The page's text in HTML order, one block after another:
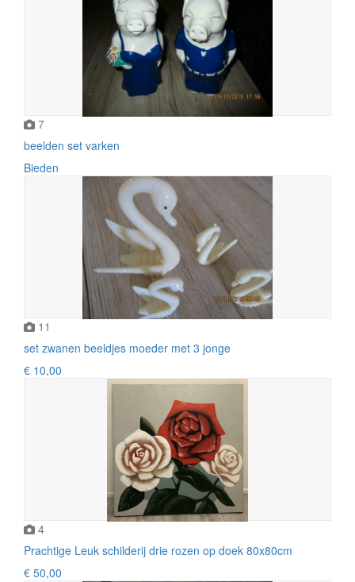
7
beelden set varken
Bieden
11
set zwanen beeldjes moeder met 3 jonge
€ 10,00
4
Prachtige Leuk schilderij drie rozen op doek 80x80cm
€ 50,00